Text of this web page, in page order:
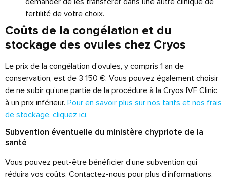
fertilité de votre choix.
Coûts de la congélation et du
stockage des ovules chez Cryos
Le prix de la congélation d’ovules, y compris 1 an de
conservation, est de 3 150 €. Vous pouvez également choisir
de ne subir qu’une partie de la procédure à la Cryos IVF Clinic
à un prix inférieur. Pour en savoir plus sur nos tarifs et nos frais
de stockage, cliquez ici.
Subvention éventuelle du ministère chypriote de la
santé
Vous pouvez peut-être bénéficier d’une subvention qui
réduira vos coûts. Contactez-nous pour plus d’informations.